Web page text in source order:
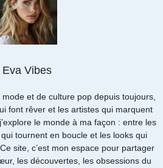
Eva Vibes
et de culture pop depuis toujours,
font rêver et les artistes qui marquent
le monde à ma façon : entre les
tournent en boucle et les looks qui
site, c’est mon espace pour partager
les découvertes, les obsessions du